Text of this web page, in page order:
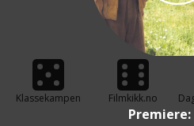
Klassekampen Filmkikk.no
Premiere: